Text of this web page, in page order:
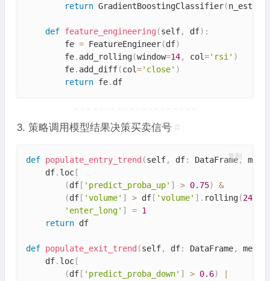
return GradientBoostingClassifier(
def feature_engineering (self, df) :
        fe
= FeatureEngineer(df)
        fe
. add_rolling(window=14, col='rsi' )
        fe
. add_diff(col='close' )
return fe. df
3. 策略调用模型结果决策买卖信号 #
def populate_entry_trend (self, df: DataFrame,
    df
. loc [
(df [ 'predict_proba_up' ] > 0.75)
&
(df [ 'volume' ] > df [ 'volume' ] . rolling(24
'enter_long' ] = 1
return df
def populate_exit_trend (self, df: DataFrame,
    df
. loc [
(df [ 'predict_proba_down' ] > 0.6)
复制